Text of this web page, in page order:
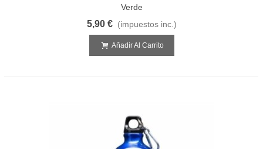
Verde
5,90 € (impuestos inc.)
Añadir Al Carrito